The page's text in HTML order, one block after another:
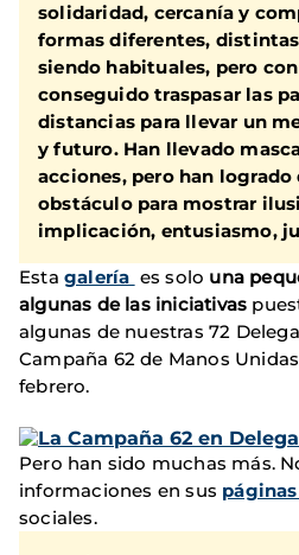
solidaridad, cercanía y
formas diferentes,
siendo habituales, pero
conseguido traspasar las
distancias para llevar un
y futuro. Han llevado
acciones, pero han logrado
obstáculo para mostrar
implicación, entusiasmo,
Esta galería es solo una
algunas de las iniciativas
algunas de nuestras 72
Campaña 62 de Manos
febrero.
Pero han sido muchas más.
informaciones en sus
sociales.​